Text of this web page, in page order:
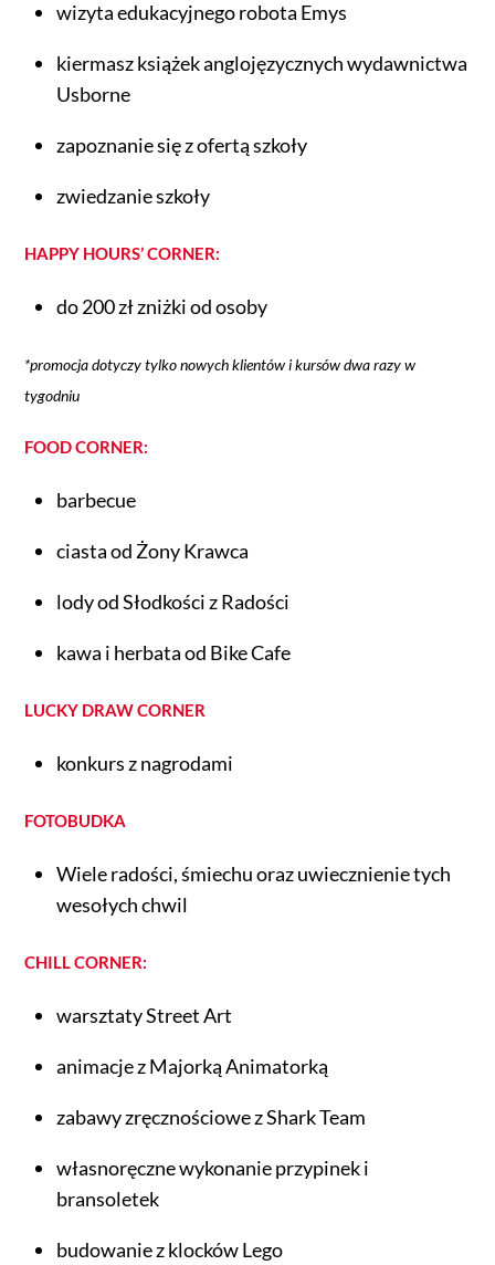
wizyta edukacyjnego robota Emys
kiermasz książek anglojęzycznych wydawnictwa
Usborne
zapoznanie się z ofertą szkoły
zwiedzanie szkoły
HAPPY HOURS’ CORNER:
do 200 zł zniżki od osoby
*promocja dotyczy tylko nowych klientów i kursów dwa razy w
tygodniu
FOOD CORNER:
barbecue
ciasta od Żony Krawca
lody od Słodkości z Radości
kawa i herbata od Bike Cafe
LUCKY DRAW CORNER
konkurs z nagrodami
FOTOBUDKA
Wiele radości, śmiechu oraz uwiecznienie tych
wesołych chwil
CHILL CORNER:
warsztaty Street Art
animacje z Majorką Animatorką
zabawy zręcznościowe z Shark Team
własnoręczne wykonanie przypinek i
bransoletek
budowanie z klocków Lego